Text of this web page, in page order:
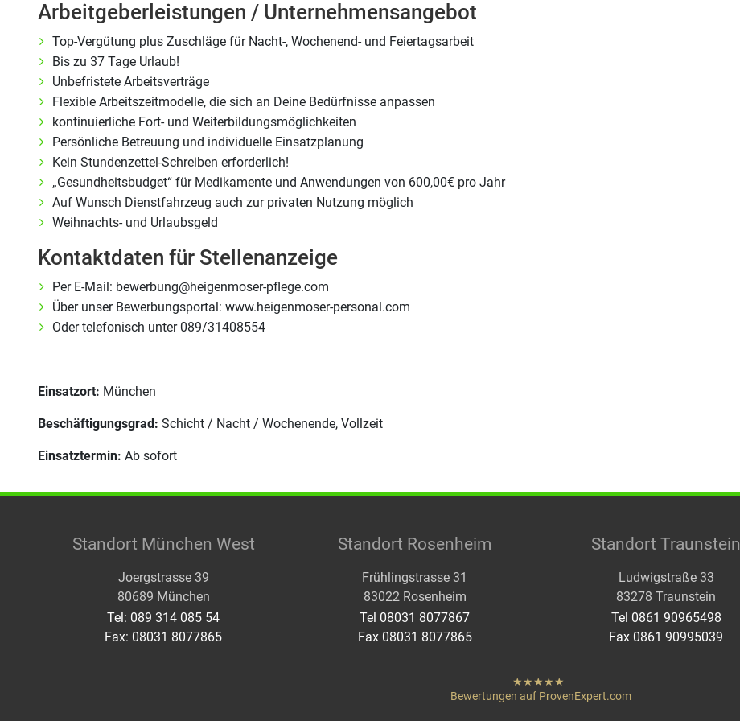
Arbeitgeberleistungen / Unternehmensangebot
Top-Vergütung plus Zuschläge für Nacht-, Wochenend- und Feiertagsarbeit
Bis zu 37 Tage Urlaub!
Unbefristete Arbeitsverträge
Flexible Arbeitszeitmodelle, die sich an Deine Bedürfnisse anpassen
kontinuierliche Fort- und Weiterbildungsmöglichkeiten
Persönliche Betreuung und individuelle Einsatzplanung
Kein Stundenzettel-Schreiben erforderlich!
„Gesundheitsbudget“ für Medikamente und Anwendungen von 600,00€ pro Jahr
Auf Wunsch Dienstfahrzeug auch zur privaten Nutzung möglich
Weihnachts- und Urlaubsgeld
Kontaktdaten für Stellenanzeige
Per E-Mail: bewerbung@heigenmoser-pflege.com
Über unser Bewerbungsportal: www.heigenmoser-personal.com
Oder telefonisch unter 089/31408554
Einsatzort: München
Beschäftigungsgrad: Schicht / Nacht / Wochenende, Vollzeit
Einsatztermin: Ab sofort
Standort München West
Joergstrasse 39
80689 München
Tel: 089 314 085 54
Fax: 08031 8077865
Standort Rosenheim
Frühlingstrasse 31
83022 Rosenheim
Tel 08031 8077867
Fax 08031 8077865
Standort Traunstein
Ludwigstraße 33
83278 Traunstein
Tel 0861 90965498
Fax 0861 90995039
hat "von
Bewertungen auf ProvenExpert.com